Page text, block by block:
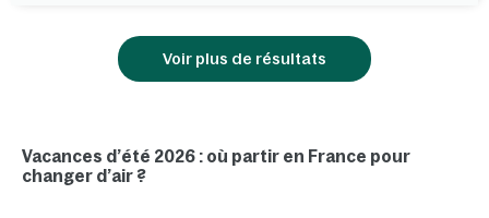
Voir plus de résultats
Vacances d’été 2026 : où partir en France pour
changer d’air ?